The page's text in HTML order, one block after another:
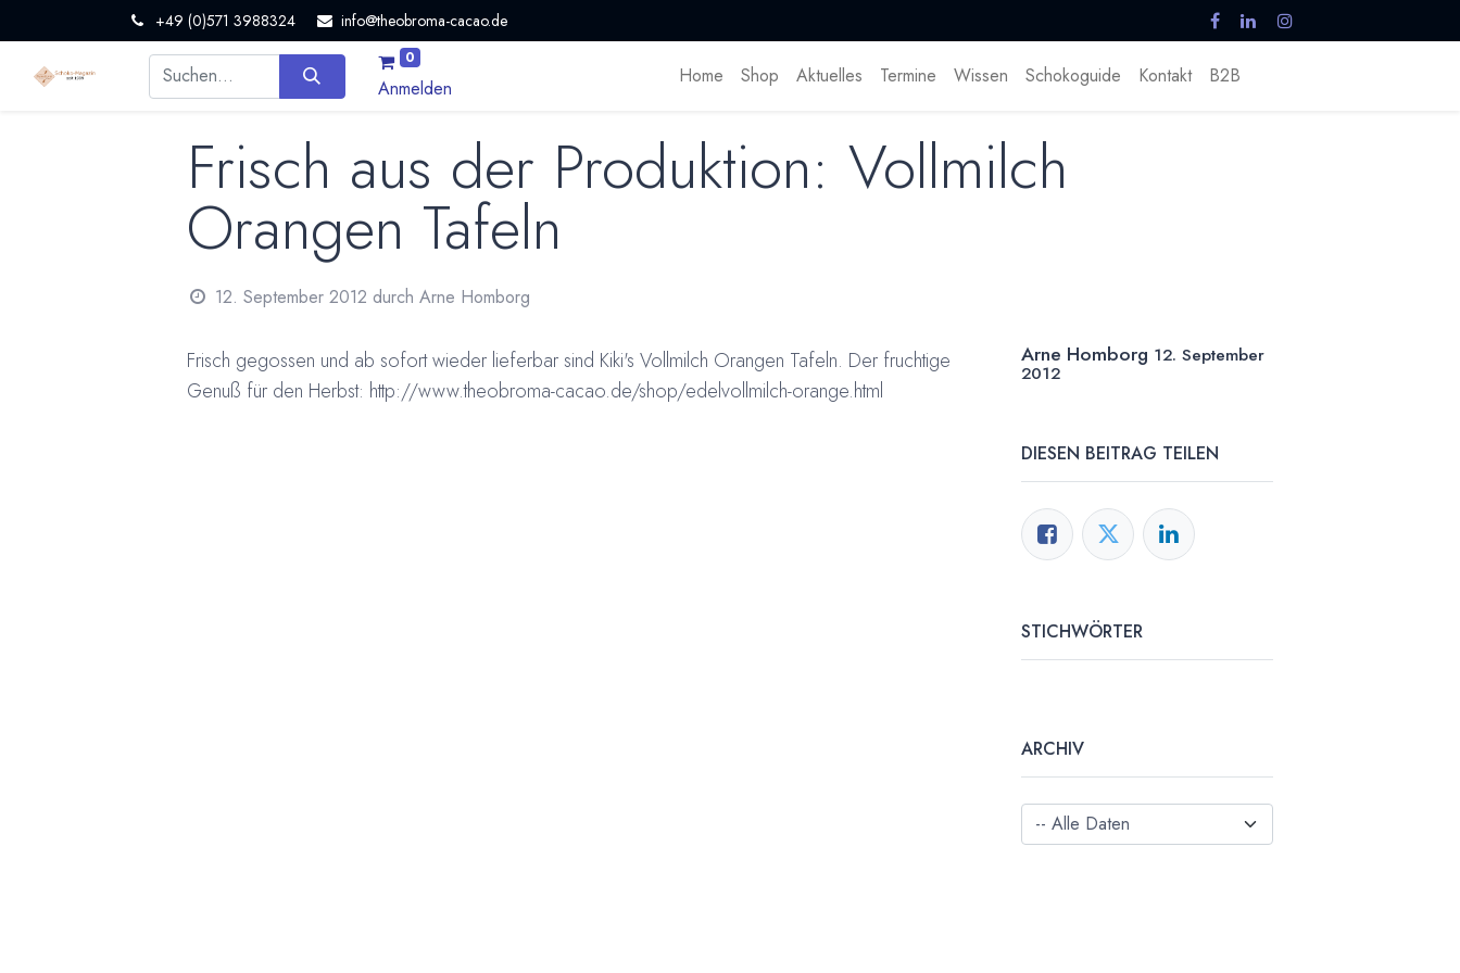
+49 (0)571 3988324 info@theobroma-cacao.de
0
Anmelden
Home Shop Aktuelles Termine Wissen Schokoguide Kontakt B2B
Frisch aus der Produktion: Vollmilch
Orangen Tafeln
12. September 2012 durch Arne Homborg
Frisch gegossen und ab sofort wieder lieferbar sind Kiki's Vollmilch Orangen Tafeln. Der fruchtige
Genuß für den Herbst: http://www.theobroma-cacao.de/shop/edelvollmilch-orange.html
Arne Homborg 12. September
2012
DIESEN BEITRAG TEILEN
STICHWÖRTER
ARCHIV